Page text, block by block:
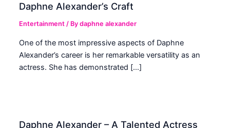
Daphne Alexander’s Craft
Entertainment / Bydaphne alexander
One of the most impressive aspects of Daphne
Alexander’s career is her remarkable versatility as an
actress. She has demonstrated […]
Daphne Alexander – A Talented Actress